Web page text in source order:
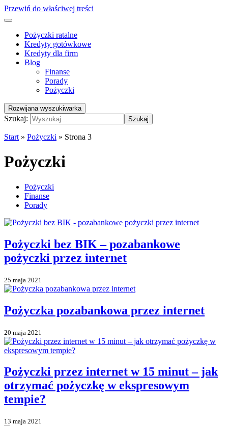
Przewiń do właściwej treści
Pożyczki ratalne
Kredyty gotówkowe
Kredyty dla firm
Blog
Finanse
Porady
Pożyczki
Rozwijana wyszukiwarka
Szukaj: Szukaj
Start » Pożyczki » Strona 3
Pożyczki
Pożyczki
Finanse
Porady
Pożyczki bez BIK – pozabankowe
pożyczki przez internet
25 maja 2021
Pożyczka pozabankowa przez internet
20 maja 2021
Pożyczki przez internet w 15 minut – jak
otrzymać pożyczkę w ekspresowym
tempie?
13 maja 2021